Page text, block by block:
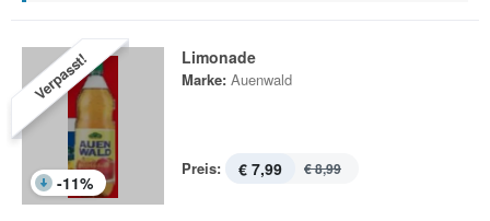
Verpasst!
-11%
Limonade
Marke: Auenwald
Preis: € 7,99 € 8,99